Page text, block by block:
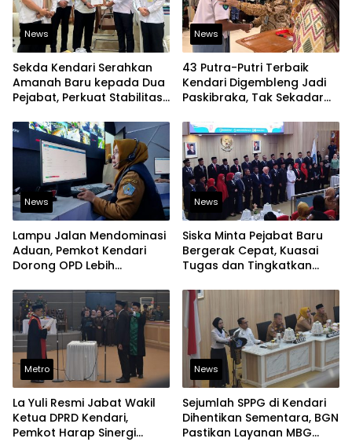
News
Sekda Kendari Serahkan
Amanah Baru kepada Dua
Pejabat, Perkuat Stabilitas
News
43 Putra-Putri Terbaik
Kendari Digembleng Jadi
Paskibraka, Tak Sekadar
News
Lampu Jalan Mendominasi
Aduan, Pemkot Kendari
Dorong OPD Lebih
Laporan Warga
News
Siska Minta Pejabat Baru
Bergerak Cepat, Kuasai
Tugas dan Tingkatkan
Metro
La Yuli Resmi Jabat Wakil
Ketua DPRD Kendari,
Pemkot Harap Sinergi
News
Sejumlah SPPG di Kendari
Dihentikan Sementara, BGN
Pastikan Layanan MBG